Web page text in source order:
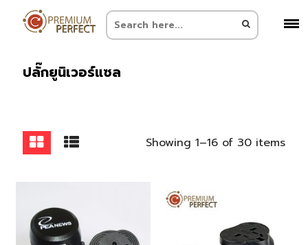
ปลั๊กยูนิเวอร์แซล
Showing 1–16 of 30 items